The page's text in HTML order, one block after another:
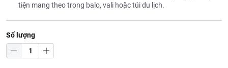
tiện mang theo trong balo, vali hoặc túi du lịch.
Số lượng